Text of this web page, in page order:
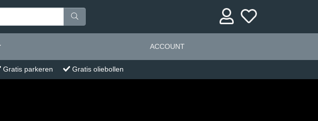
ACCOUNT
Gratis parkeren Gratis oliebollen